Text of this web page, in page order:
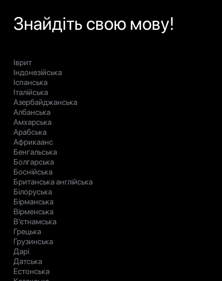
Знайдіть свою мову!
Іврит
Індонезійська
Іспанська
Італійська
Азербайджанська
Албанська
Амхарська
Арабська
Африкаанс
Бенгальська
Болгарська
Боснійська
Британська англійська
Білоруська
Бірманська
Вірменська
В’єтнамська
Грецька
Грузинська
Дарі
Датська
Естонська